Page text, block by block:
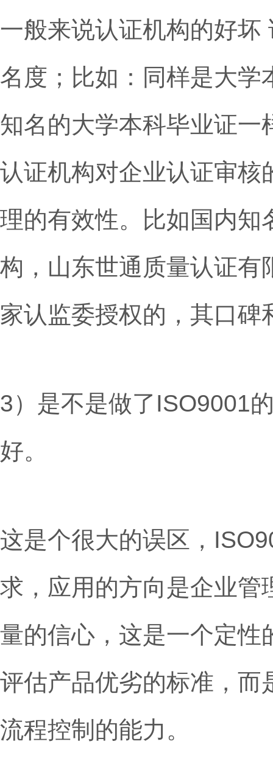
一般来说认证机构的好坏
名度；比如：同样是大
知名的大学本科毕业证一
认证机构对企业认证审核
理的有效性。比如国内知
构，山东世通质量认证有
家认监委授权的，其口碑
3）是不是做了ISO9001
好。
这是个很大的误区，
求，应用的方向是企业管
量的信心，这是一个定性
评估产品优劣的标准，而
流程控制的能力。